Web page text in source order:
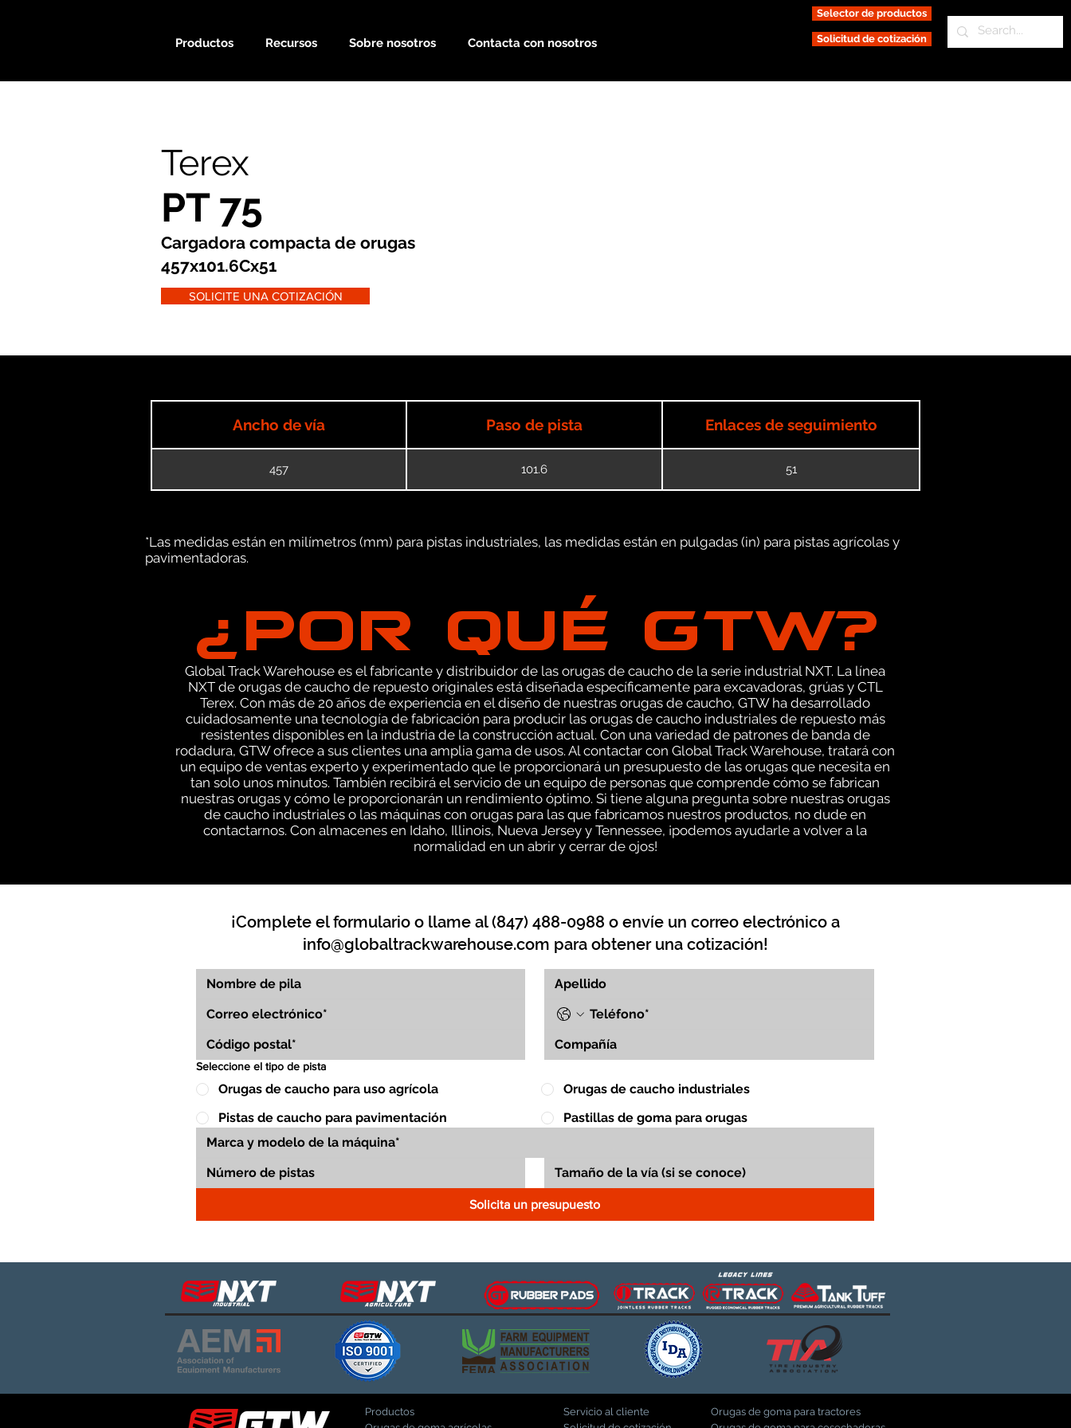
Productos Recursos Sobre nosotros Contacta con nosotros
Selector de productos
Solicitud de cotización
Terex
PT 75
Cargadora compacta de orugas
457x101.6Cx51
SOLICITE UNA COTIZACIÓN
Ancho de vía Paso de pista Enlaces de seguimiento
457 101.6 51
*Las medidas están en milímetros (mm) para pistas industriales, las medidas están en pulgadas (in) para pistas agrícolas y
pavimentadoras.
¿POR QUÉ GTW?
Global Track Warehouse es el fabricante y distribuidor de las orugas de caucho de la serie industrial NXT. La línea
NXT de orugas de caucho de repuesto originales está diseñada específicamente para excavadoras, grúas y CTL
Terex. Con más de 20 años de experiencia en el diseño de nuestras orugas de caucho, GTW ha desarrollado
cuidadosamente una tecnología de fabricación para producir las orugas de caucho industriales de repuesto más
resistentes disponibles en la industria de la construcción actual. Con una variedad de patrones de banda de
rodadura, GTW ofrece a sus clientes una amplia gama de usos. Al contactar con Global Track Warehouse, tratará con
un equipo de ventas experto y experimentado que le proporcionará un presupuesto de las orugas que necesita en
tan solo unos minutos. También recibirá el servicio de un equipo de personas que comprende cómo se fabrican
nuestras orugas y cómo le proporcionarán un rendimiento óptimo. Si tiene alguna pregunta sobre nuestras orugas
de caucho industriales o las máquinas con orugas para las que fabricamos nuestros productos, no dude en
contactarnos. Con almacenes en Idaho, Illinois, Nueva Jersey y Tennessee, ¡podemos ayudarle a volver a la
normalidad en un abrir y cerrar de ojos!
¡Complete el formulario o llame al (847) 488-0988 o envíe un correo electrónico a
info@globaltrackwarehouse.com para obtener una cotización!
Seleccione el tipo de pista
Orugas de caucho para uso agrícola
Orugas de caucho industriales
Pistas de caucho para pavimentación
Pastillas de goma para orugas
Solicita un presupuesto
Productos
Servicio al cliente
Orugas de goma para tractores